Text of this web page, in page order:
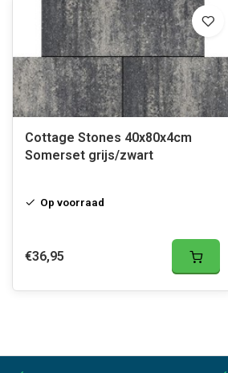
Cottage Stones 40x80x4cm
Somerset grijs/zwart
Op voorraad
€36,95